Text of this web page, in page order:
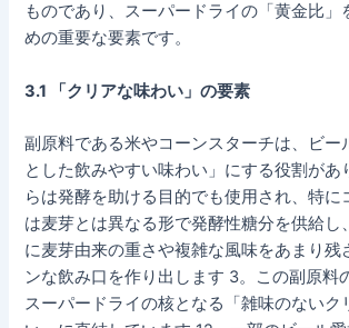
ものであり、スーパードライの「黄金比」
めの重要な要素です。
3.1 「クリアな味わい」の要素
副原料である米やコーンスターチは、ビー
とした飲みやすい味わい」にする役割があ
らは発酵を助ける目的でも使用され、特に
は麦芽とは異なる形で発酵性糖分を供給し
に麦芽由来の重さや複雑な風味をあまり残
ンな飲み口を作り出します 3。この副原料
スーパードライの核となる「雑味のないク